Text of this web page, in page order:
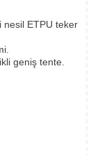
nesil ETPU teker
geniş tente.